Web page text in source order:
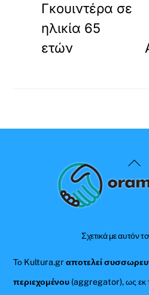
Γκουιντέρα σε
ηλικία 65
ετών
To
Σχετικά με αυτόν
Το Kultura.grαποτελεί
περιεχομένου (aggregator), ως εκ